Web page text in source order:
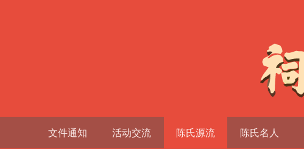
文件通知 活动交流 陈氏源流 陈氏名人